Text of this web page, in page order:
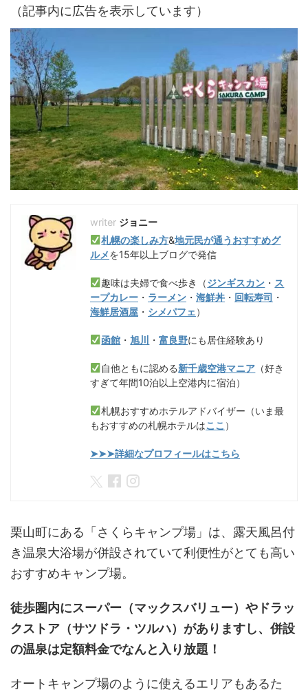
（記事内に広告を表示しています）
ジョニー
札幌の楽しみ方&地元民が通うおすすめグ
ルメを15年以上ブログで発信
趣味は夫婦で食べ歩き（ジンギスカン ・ ス
ープカレー ・ ラーメン ・ 海鮮丼 ・ 回転寿司 ・
海鮮居酒屋 ・ シメパフェ）
函館 ・旭川 ・富良野にも居住経験あり
自他ともに認める新千歳空港マニア （好き
すぎて年間10泊以上空港内に宿泊）
札幌おすすめホテルアドバイザー（いま最
もおすすめの札幌ホテルはここ ）
➤➤➤詳細なプロフィールはこちら
栗山町にある「さくらキャンプ場」は、露天風呂付
き温泉大浴場が併設されていて利便性がとても高い
おすすめキャンプ場。
徒歩圏内にスーパー（マックスバリュー）やドラッ
クストア（サツドラ・ツルハ）がありますし、併設
の温泉は定額料金でなんと入り放題！
オートキャンプ場のように使えるエリアもあるた